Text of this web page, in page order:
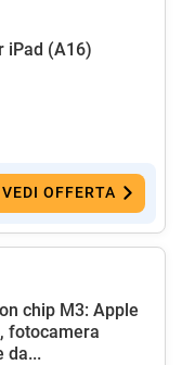
iPad (A16)
VEDI OFFERTA
chip M3: Apple
fotocamera
da...